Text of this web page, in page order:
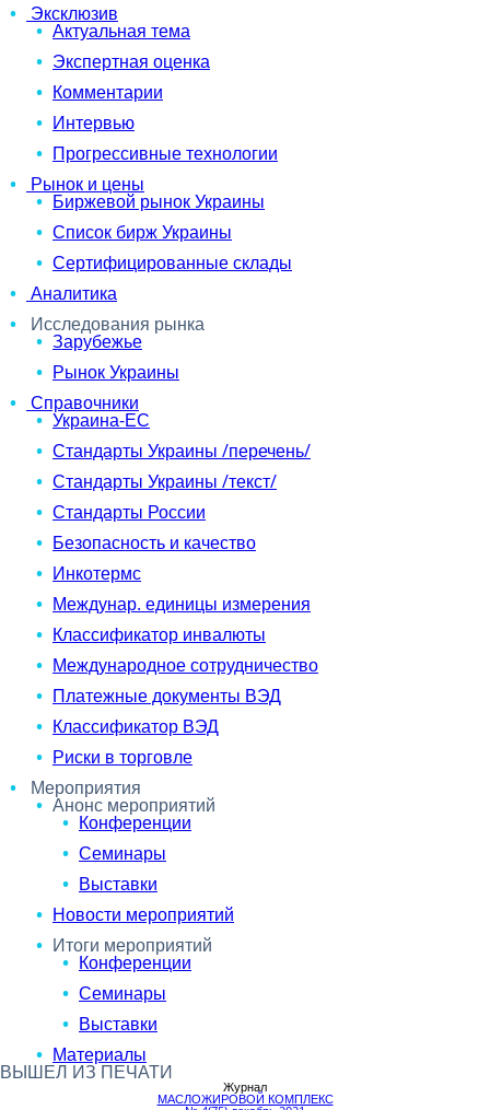
Эксклюзив
Актуальная тема
Экспертная оценка
Комментарии
Интервью
Прогрессивные технологии
Рынок и цены
Биржевой рынок Украины
Список бирж Украины
Сертифицированные склады
Аналитика
Исследования рынка
Зарубежье
Рынок Украины
Справочники
Украина-ЕС
Стандарты Украины /перечень/
Стандарты Украины /текст/
Стандарты России
Безопасность и качество
Инкотермс
Междунар. единицы измерения
Классификатор инвалюты
Международное сотрудничество
Платежные документы ВЭД
Классификатор ВЭД
Риски в торговле
Мероприятия
Анонс мероприятий
Конференции
Семинары
Выставки
Новости мероприятий
Итоги мероприятий
Конференции
Семинары
Выставки
Материалы
ВЫШЕЛ ИЗ ПЕЧАТИ
Журнал
МАСЛОЖИРОВОЙ КОМПЛЕКС